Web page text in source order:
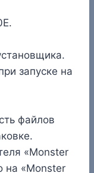
запуске на
файлов
«Monster
на «Monster